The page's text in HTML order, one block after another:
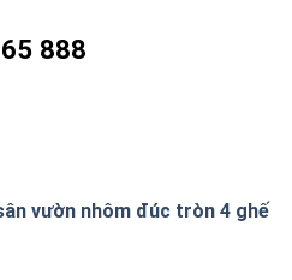
888
vườn nhôm đúc tròn 4 ghế